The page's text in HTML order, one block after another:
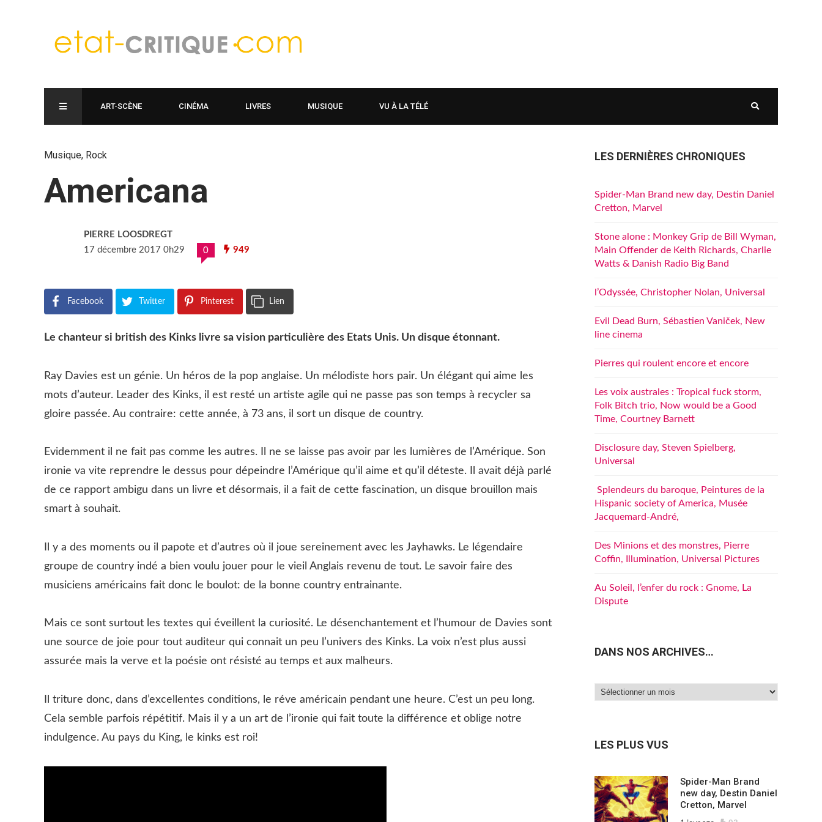
ART-SCÈNE CINÉMA LIVRES MUSIQUE VU À LA TÉLÉ
Musique, Rock
Americana
PIERRE LOOSDREGT
17 décembre 2017 0h29
0 949
Facebook Twitter Pinterest Lien
Le chanteur si british des Kinks livre sa vision particulière des Etats Unis. Un disque étonnant.
Ray Davies est un génie. Un héros de la pop anglaise. Un mélodiste hors pair. Un élégant qui aime les
mots d’auteur. Leader des Kinks, il est resté un artiste agile qui ne passe pas son temps à recycler sa
gloire passée. Au contraire: cette année, à 73 ans, il sort un disque de country.
Evidemment il ne fait pas comme les autres. Il ne se laisse pas avoir par les lumières de l’Amérique. Son
ironie va vite reprendre le dessus pour dépeindre l’Amérique qu’il aime et qu’il déteste. Il avait déjà parlé
de ce rapport ambigu dans un livre et désormais, il a fait de cette fascination, un disque brouillon mais
smart à souhait.
Il y a des moments ou il papote et d’autres où il joue sereinement avec les Jayhawks. Le légendaire
groupe de country indé a bien voulu jouer pour le vieil Anglais revenu de tout. Le savoir faire des
musiciens américains fait donc le boulot: de la bonne country entrainante.
Mais ce sont surtout les textes qui éveillent la curiosité. Le désenchantement et l’humour de Davies sont
une source de joie pour tout auditeur qui connait un peu l’univers des Kinks. La voix n’est plus aussi
assurée mais la verve et la poésie ont résisté au temps et aux malheurs.
Il triture donc, dans d’excellentes conditions, le réve américain pendant une heure. C’est un peu long.
Cela semble parfois répétitif. Mais il y a un art de l’ironie qui fait toute la différence et oblige notre
indulgence. Au pays du King, le kinks est roi!
LES DERNIÈRES CHRONIQUES
Spider-Man Brand new day, Destin Daniel
Cretton, Marvel
Stone alone : Monkey Grip de Bill Wyman,
Main Offender de Keith Richards, Charlie
Watts & Danish Radio Big Band
l’Odyssée, Christopher Nolan, Universal
Evil Dead Burn, Sébastien Vaniček, New
line cinema
Pierres qui roulent encore et encore
Les voix australes : Tropical fuck storm,
Folk Bitch trio, Now would be a Good
Time, Courtney Barnett
Disclosure day, Steven Spielberg,
Universal
Splendeurs du baroque, Peintures de la
Hispanic society of America, Musée
Jacquemard-André,
Des Minions et des monstres, Pierre
Coffin, Illumination, Universal Pictures
Au Soleil, l’enfer du rock : Gnome, La
Dispute
DANS NOS ARCHIVES…
Dans
LES PLUS VUS
Spider-Man Brand
new day, Destin Daniel
Cretton, Marvel